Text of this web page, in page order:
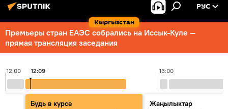
Кыргызстан
РУС
Премьеры стран ЕАЭС собрались на Иссык-Куле —
прямая трансляция заседания
12:00 13:00
12:09
Будь в курсе
Жаңылыктар